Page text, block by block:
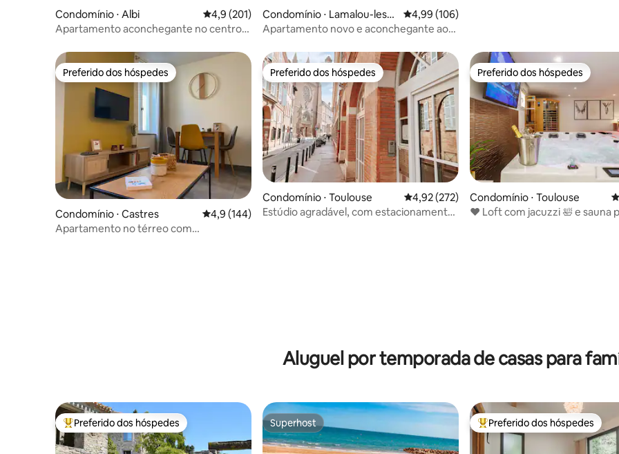
Condomínio ⋅ Albi 4,9 de uma avaliação média de 5, 201 avaliações
4,9 (201)
Apartamento aconchegante no centro
Condomínio ⋅ Lamalou-les-B
ains
4,99 de uma avaliação média de 5, 106
4,99 (106)
Apartamento novo e aconchegante ao
Preferido dos hóspedes
Preferido dos hóspedes
Condomínio ⋅ Castres 4,9 de uma avaliação média de 5, 144 avaliações
4,9 (144)
Apartamento no térreo com
Preferido dos hóspedes
Preferido dos hóspedes
Condomínio ⋅ Toulouse 4,92 de uma avaliação média de 5, 272
4,92 (272)
Estúdio agradável, com estacionamento,
Preferido dos hóspedes
Preferido dos hóspedes
Condomínio ⋅ Toulouse
♥️ Loft com jacuzzi 🛀 e sauna
Aluguel por temporada de casas para
Entre os melhores preferidos dos hóspedes
Preferido dos hóspedes Superhost
Superhost Entre os melhores preferidos
Preferido dos hóspedes